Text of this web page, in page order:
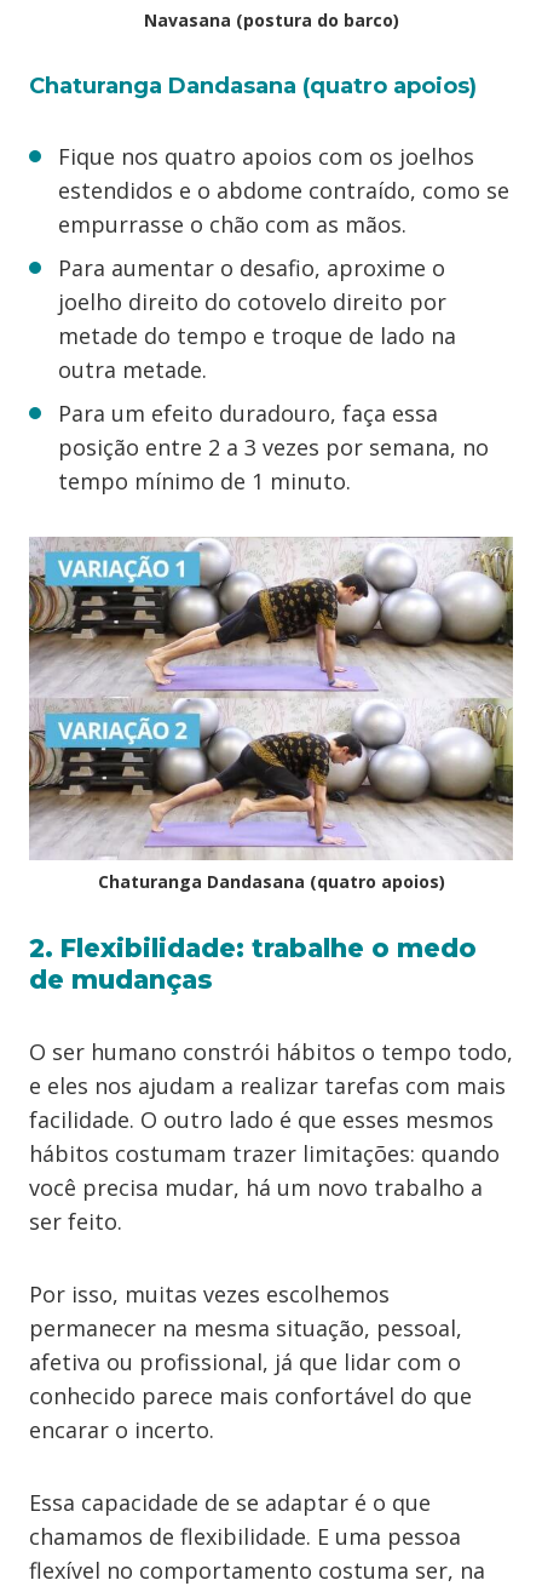
Navasana (postura do barco)
Chaturanga Dandasana (quatro apoios)
Fique nos quatro apoios com os joelhos
estendidos e o abdome contraído, como se
empurrasse o chão com as mãos.
Para aumentar o desafio, aproxime o
joelho direito do cotovelo direito por
metade do tempo e troque de lado na
outra metade.
Para um efeito duradouro, faça essa
posição entre 2 a 3 vezes por semana, no
tempo mínimo de 1 minuto.
Chaturanga Dandasana (quatro apoios)
2. Flexibilidade: trabalhe o medo
de mudanças
O ser humano constrói hábitos o tempo todo,
e eles nos ajudam a realizar tarefas com mais
facilidade. O outro lado é que esses mesmos
hábitos costumam trazer limitações: quando
você precisa mudar, há um novo trabalho a
ser feito.
Por isso, muitas vezes escolhemos
permanecer na mesma situação, pessoal,
afetiva ou profissional, já que lidar com o
conhecido parece mais confortável do que
encarar o incerto.
Essa capacidade de se adaptar é o que
chamamos de flexibilidade. E uma pessoa
flexível no comportamento costuma ser, na